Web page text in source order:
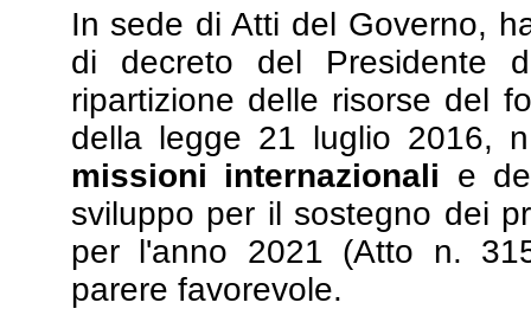
In sede di Atti del Governo,
di decreto del Presidente
ripartizione delle risorse del
della legge 21 luglio 2016,
missioni internazionali e
sviluppo per il sostegno dei
per l'anno 2021 (Atto n.
parere favorevole.